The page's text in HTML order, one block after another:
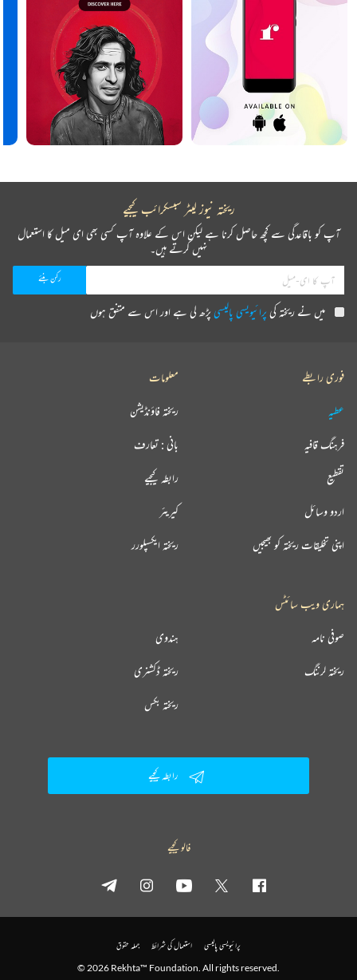
ریختہ نیوز لیٹر سبسکرائب کیجیے
آپ کو باقاعدگی سے کچھ حاصل کرنا ہے لیکن اس کے علاوہ آپ کسی بھی ای میل کا استعمال
نہیں کرتے ہیں۔
میں نے ریختہ کیپرائیویسی پالیسیپڑھ لی ہے اور اس سے متفق ہوں
فوری رابطے
عطیہ
فرہنگ قافیہ
تقطیع
اردو وسائل
اپنی تخلیقات ریختہ کو بھیجیں
معلومات
ریختہ فاؤنڈیشن
بانی : تعارف
رابطہ کیجیے
کیریئر
ریختہ ایکسپلورر
ہماری ویب سائٹس
ہندوی صوفی نامہ
ریختہ ڈکشنری ریختہ لرننگ
ریختہ بکس
رابطہ کیجیے
فالو کیجیے
پرائیویسی پالیسی استعمال کی شرائط جملہ حقوق
© 2026 Rekhta™ Foundation. All rights reserved.